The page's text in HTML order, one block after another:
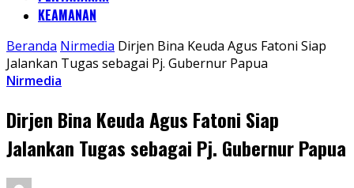
KEAMANAN
Beranda Nirmedia Dirjen Bina Keuda Agus Fatoni Siap
Jalankan Tugas sebagai Pj. Gubernur Papua
Nirmedia
Dirjen Bina Keuda Agus Fatoni Siap
Jalankan Tugas sebagai Pj. Gubernur Papua